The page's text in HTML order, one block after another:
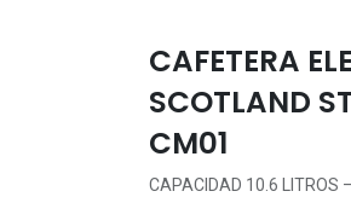
CAFETERA
SCOTLAND
CM01
CAPACIDAD 10.6 LITROS